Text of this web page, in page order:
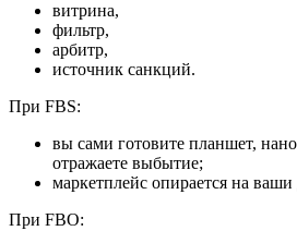
витрина,
фильтр,
арбитр,
источник санкций.
При FBS:
вы сами готовите планшет,
отражаете выбытие;
маркетплейс опирается на
При FBO: